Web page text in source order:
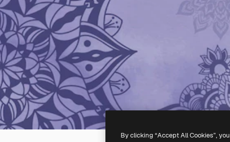
By clicking “Accept All Cookies”,